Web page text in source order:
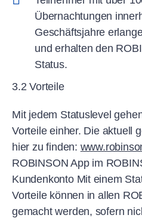
Übernachtungen
Geschäftsjahre
und erhalten den
Status.
3.2 Vorteile
Mit jedem Statuslevel
Vorteile einher. Die aktuell
hier zu finden:
ROBINSON App im
Kundenkonto Mit einem
Vorteile können in allen
gemacht werden, sofern